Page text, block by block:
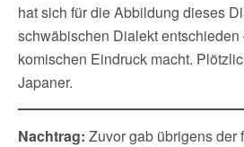
hat sich für die Abbildung dieses
schwäbischen Dialekt
komischen Eindruck macht.
Japaner.
Nachtrag: Zuvor gab übrigens der